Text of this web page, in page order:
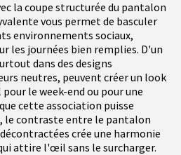
la coupe structurée du pantalon
vous permet de basculer
environnements sociaux,
les journées bien remplies. D'un
dans des designs
neutres, peuvent créer un look
le week-end ou pour une
cette association puisse
contraste entre le pantalon
crée une harmonie
attire l'œil sans le surcharger.